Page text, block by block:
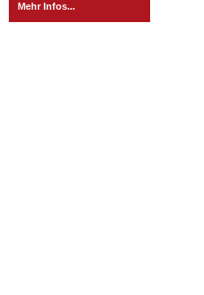
Mehr Infos...